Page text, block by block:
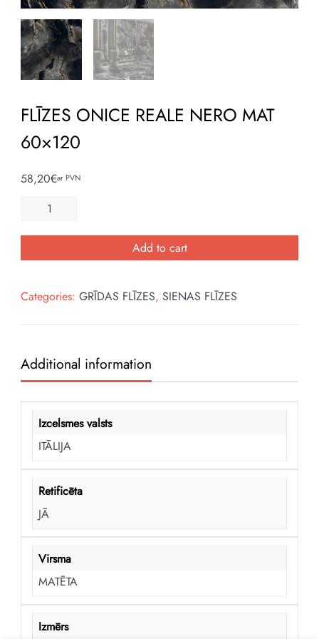
FLĪZES ONICE REALE NERO MAT
60×120
58,20€ar PVN
FLĪZES
NERO
60x120
quantity
Add to cart
Categories: GRĪDAS FLĪZES, SIENAS FLĪZES
Additional information
Izcelsmes valsts
ITĀLIJA
Retificēta
JĀ
Virsma
MATĒTA
Izmērs